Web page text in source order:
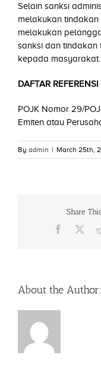
Selain sanksi
melakukan
melakukan
sanksi dan tindakan
kepada masyarakat.
DAFTAR REFERENSI
POJK Nomor 29/
Emiten atau
By admin | March 25th,
Share
Facebook
About the Author: